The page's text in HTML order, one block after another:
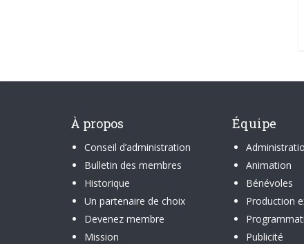
À propos
Conseil d’administration
Bulletin des membres
Historique
Un partenaire de choix
Devenez membre
Mission
Équipe
Animation
Bénévoles
Production
Publicité